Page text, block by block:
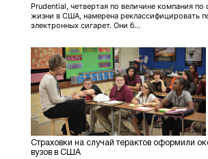
Prudential, четвертая по величине компания по
жизни в США, намерена реклассифицировать
электронных сигарет. Они б...
Страховки на случай терактов оформили
вузов в США